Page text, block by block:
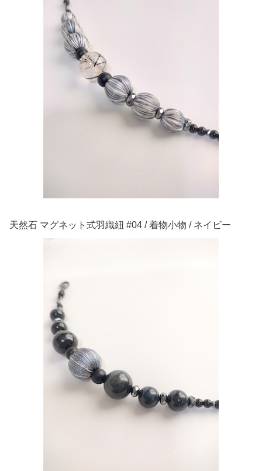
天然石 マグネット式羽織紐 #04 / 着物小物 / ネイビー